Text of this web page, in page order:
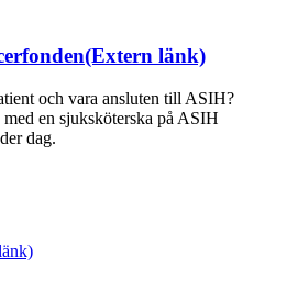
(Extern länk)
och vara ansluten till ASIH?
en sjuksköterska på ASIH
dag.